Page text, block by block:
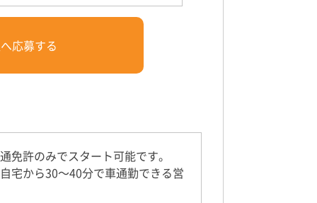
応募する
許のみでスタート可能です。
宅から30～40分で車通勤できる営